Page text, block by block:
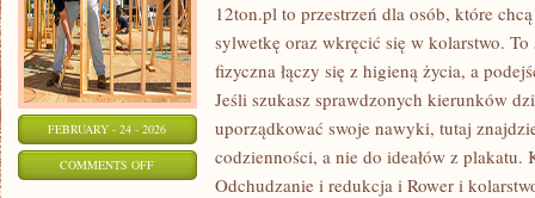
FEBRUARY - 24 - 2026
COMMENTS OFFON
12ton.pl to przestrzeń dla osób, które
sylwetkę oraz wkręcić się w kolarstwo.
fizyczna łączy się z higieną życia, a
Jeśli szukasz sprawdzonych kierunków
uporządkować swoje nawyki, tutaj
codzienności, a nie do ideałów z plakatu.
Odchudzanie i redukcja i Rower i